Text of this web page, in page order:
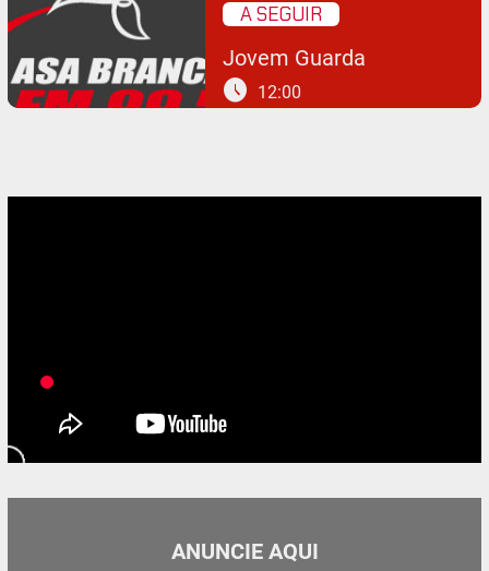
A SEGUIR
Jovem Guarda
schedule 12:00
ANUNCIE AQUI